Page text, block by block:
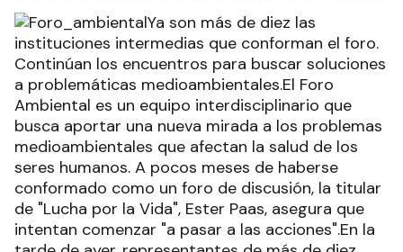
Ya son más de diez las
instituciones intermedias que conforman el foro.
Continúan los encuentros para buscar soluciones
a problemáticas medioambientales.El Foro
Ambiental es un equipo interdisciplinario que
busca aportar una nueva mirada a los problemas
medioambientales que afectan la salud de los
seres humanos. A pocos meses de haberse
conformado como un foro de discusión, la titular
de "Lucha por la Vida", Ester Paas, asegura que
intentan comenzar "a pasar a las acciones".En la